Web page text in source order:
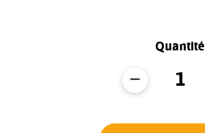
Quantité